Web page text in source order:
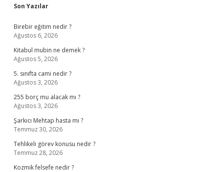
Sidebar
Son Yazılar
Birebir eğitim nedir ?
Ağustos 6, 2026
Kitabul mubin ne demek ?
Ağustos 5, 2026
5. sınıfta cami nedir ?
Ağustos 3, 2026
255 borç mu alacak mı ?
Ağustos 3, 2026
Şarkıcı Mehtap hasta mı ?
Temmuz 30, 2026
Tehlikeli görev konusu nedir ?
Temmuz 28, 2026
Kozmik felsefe nedir ?